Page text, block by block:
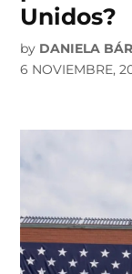
Unidos?
by DANIELA
6 NOVIEMBRE,